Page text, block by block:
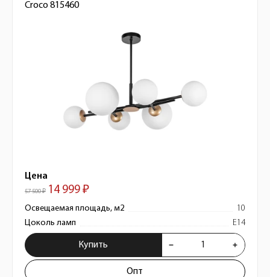
Croco 815460
Цена
57 500 ₽ 14 999 ₽
Освещаемая площадь, м2
10
Цоколь ламп
E14
Купить
Опт